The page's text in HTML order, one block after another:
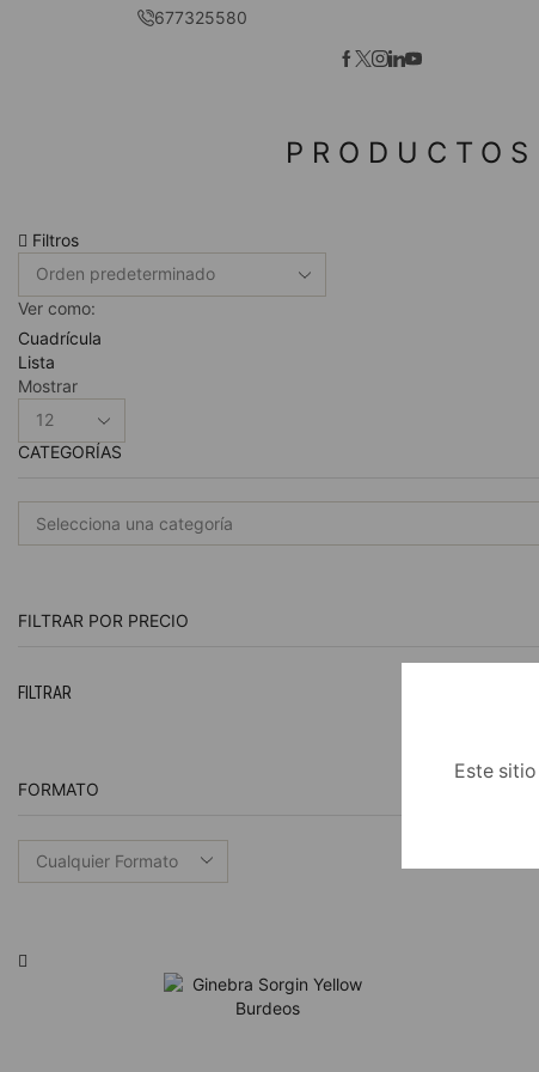
Este
677325580
Filtros
Ver como:
Cuadrícula
Lista
Mostrar
por
pagina
CATEGORÍAS
FILTRAR POR PRECIO
FILTRAR
FORMATO